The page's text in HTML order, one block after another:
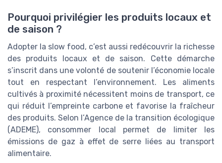
Pourquoi privilégier les produits locaux et
de saison ?
Adopter la slow food, c’est aussi redécouvrir la richesse
des produits locaux et de saison. Cette démarche
s’inscrit dans une volonté de soutenir l’économie locale
tout en respectant l’environnement. Les aliments
cultivés à proximité nécessitent moins de transport, ce
qui réduit l’empreinte carbone et favorise la fraîcheur
des produits. Selon l’Agence de la transition écologique
(ADEME), consommer local permet de limiter les
émissions de gaz à effet de serre liées au transport
alimentaire.